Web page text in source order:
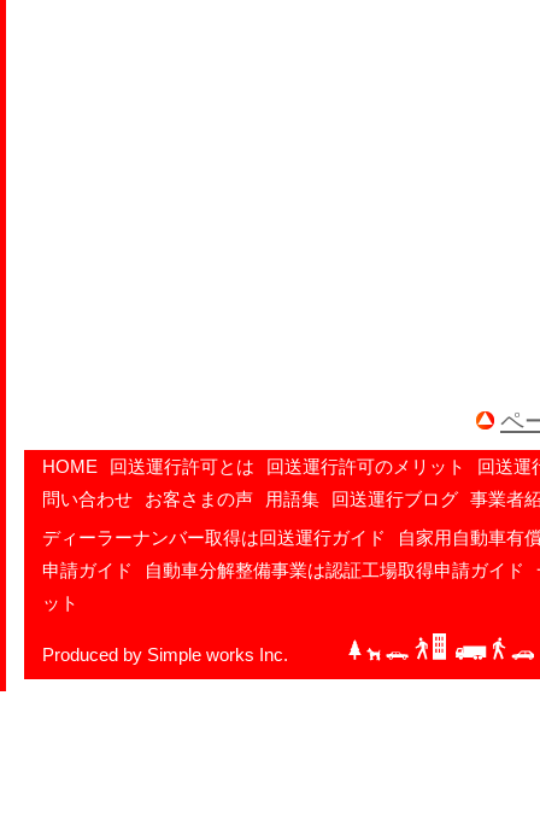
ペ
HOME 回送運行許可とは 回送運行許可のメリット
回送運
問い合わせ
お客さまの声 用語集 回送運行ブログ 事業者
ディーラーナンバー取得は回送運行ガイド
自家用自動車有
申請ガイド
自動車分解整備事業は認証工場取得申請ガイド
ット
Produced by Simple works Inc.